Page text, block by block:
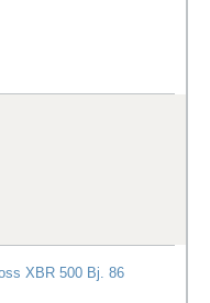
XBR 500 Bj. 86